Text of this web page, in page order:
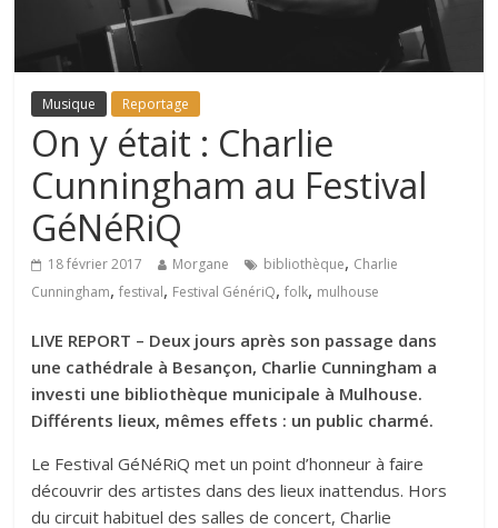
Musique Reportage
On y était : Charlie
Cunningham au Festival
GéNéRiQ
18 février 2017 Morgane bibliothèque, Charlie
Cunningham,festival, Festival GénériQ,folk, mulhouse
LIVE REPORT – Deux jours après son passage dans
une cathédrale à Besançon, Charlie Cunningham a
investi une bibliothèque municipale à Mulhouse.
Différents lieux, mêmes effets : un public charmé.
Le Festival GéNéRiQ met un point d’honneur à faire
découvrir des artistes dans des lieux inattendus. Hors
du circuit habituel des salles de concert, Charlie